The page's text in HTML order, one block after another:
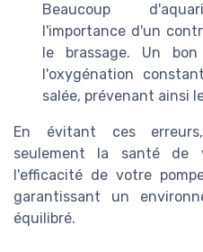
Beaucoup
l'importance d'un
le brassage. Un
l'oxygénation
salée, prévenant ainsi
En évitant ces
seulement la santé de
l'efficacité de votre
garantissant un
équilibré.